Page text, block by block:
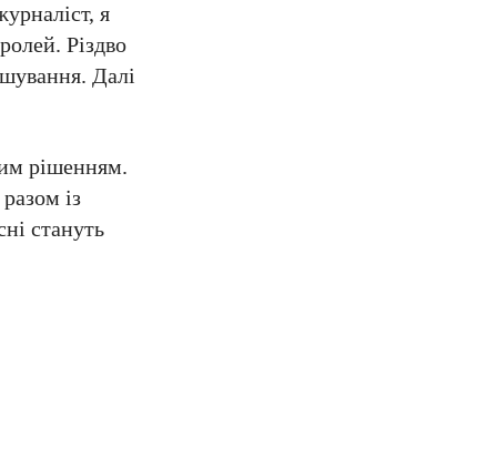
я
Різдво
Далі
рішенням.
із
стануть